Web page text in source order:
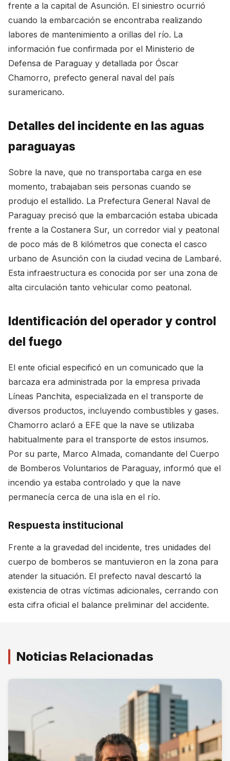
frente a la capital de Asunción. El siniestro ocurrió
cuando la embarcación se encontraba realizando
labores de mantenimiento a orillas del río. La
información fue confirmada por el Ministerio de
Defensa de Paraguay y detallada por Óscar
Chamorro, prefecto general naval del país
suramericano.
Detalles del incidente en las aguas
paraguayas
Sobre la nave, que no transportaba carga en ese
momento, trabajaban seis personas cuando se
produjo el estallido. La Prefectura General Naval de
Paraguay precisó que la embarcación estaba ubicada
frente a la Costanera Sur, un corredor vial y peatonal
de poco más de 8 kilómetros que conecta el casco
urbano de Asunción con la ciudad vecina de Lambaré.
Esta infraestructura es conocida por ser una zona de
alta circulación tanto vehicular como peatonal.
Identificación del operador y control
del fuego
El ente oficial especificó en un comunicado que la
barcaza era administrada por la empresa privada
Líneas Panchita, especializada en el transporte de
diversos productos, incluyendo combustibles y gases.
Chamorro aclaró a EFE que la nave se utilizaba
habitualmente para el transporte de estos insumos.
Por su parte, Marco Almada, comandante del Cuerpo
de Bomberos Voluntarios de Paraguay, informó que el
incendio ya estaba controlado y que la nave
permanecía cerca de una isla en el río.
Respuesta institucional
Frente a la gravedad del incidente, tres unidades del
cuerpo de bomberos se mantuvieron en la zona para
atender la situación. El prefecto naval descartó la
existencia de otras víctimas adicionales, cerrando con
esta cifra oficial el balance preliminar del accidente.
Noticias Relacionadas